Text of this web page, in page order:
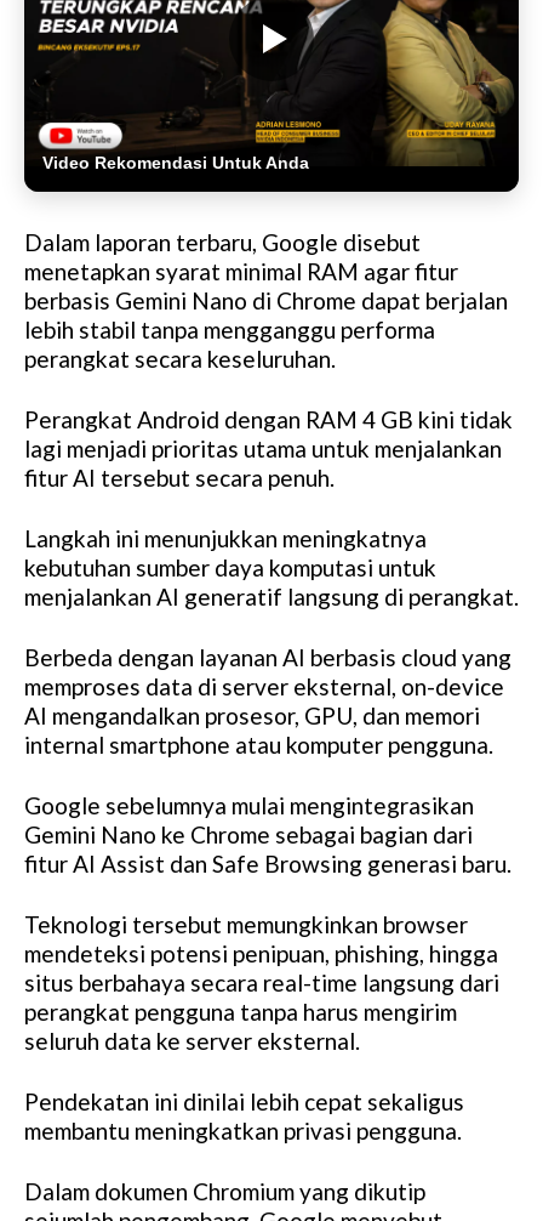
Video Rekomendasi Untuk Anda
Dalam laporan terbaru, Google disebut
menetapkan syarat minimal RAM agar fitur
berbasis Gemini Nano di Chrome dapat berjalan
lebih stabil tanpa mengganggu performa
perangkat secara keseluruhan.
Perangkat Android dengan RAM 4 GB kini tidak
lagi menjadi prioritas utama untuk menjalankan
fitur AI tersebut secara penuh.
Langkah ini menunjukkan meningkatnya
kebutuhan sumber daya komputasi untuk
menjalankan AI generatif langsung di perangkat.
Berbeda dengan layanan AI berbasis cloud yang
memproses data di server eksternal, on-device
AI mengandalkan prosesor, GPU, dan memori
internal smartphone atau komputer pengguna.
Google sebelumnya mulai mengintegrasikan
Gemini Nano ke Chrome sebagai bagian dari
fitur AI Assist dan Safe Browsing generasi baru.
Teknologi tersebut memungkinkan browser
mendeteksi potensi penipuan, phishing, hingga
situs berbahaya secara real-time langsung dari
perangkat pengguna tanpa harus mengirim
seluruh data ke server eksternal.
Pendekatan ini dinilai lebih cepat sekaligus
membantu meningkatkan privasi pengguna.
Dalam dokumen Chromium yang dikutip